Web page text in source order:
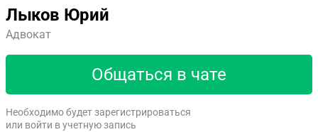
Лыков Юрий
Адвокат
Общаться в чате
Необходимо будет зарегистрироваться
или войти в учетную запись